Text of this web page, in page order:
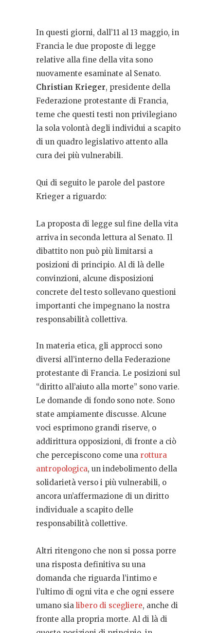
In questi giorni, dall’11 al 13 maggio, in
Francia le due proposte di legge
relative alla fine della vita sono
nuovamente esaminate al Senato.
Christian Krieger, presidente della
Federazione protestante di Francia,
teme che questi testi non privilegiano
la sola volontà degli individui a scapito
di un quadro legislativo attento alla
cura dei più vulnerabili.
Qui di seguito le parole del pastore
Krieger a riguardo:
La proposta di legge sul fine della vita
arriva in seconda lettura al Senato. Il
dibattito non può più limitarsi a
posizioni di principio. Al di là delle
convinzioni, alcune disposizioni
concrete del testo sollevano questioni
importanti che impegnano la nostra
responsabilità collettiva.
In materia etica, gli approcci sono
diversi all’interno della Federazione
protestante di Francia. Le posizioni sul
“diritto all’aiuto alla morte” sono varie.
Le domande di fondo sono note. Sono
state ampiamente discusse. Alcune
voci esprimono grandi riserve, o
addirittura opposizioni, di fronte a ciò
che percepiscono come una rottura
antropologica, un indebolimento della
solidarietà verso i più vulnerabili, o
ancora un’affermazione di un diritto
individuale a scapito delle
responsabilità collettive.
Altri ritengono che non si possa porre
una risposta definitiva su una
domanda che riguarda l’intimo e
l’ultimo di ogni vita e che ogni essere
umano sialibero di scegliere, anche di
fronte alla propria morte. Al di là di